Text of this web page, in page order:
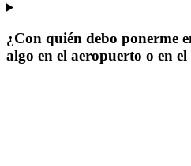
¿Con quién debo ponerme
algo en el aeropuerto o en